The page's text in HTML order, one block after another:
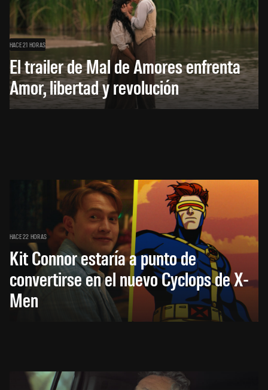
HACE 21 HORAS
El trailer de Mal de Amores enfrenta
Amor, libertad y revolución
HACE 22 HORAS
Kit Connor estaría a punto de
convertirse en el nuevo Cyclops de X-
Men